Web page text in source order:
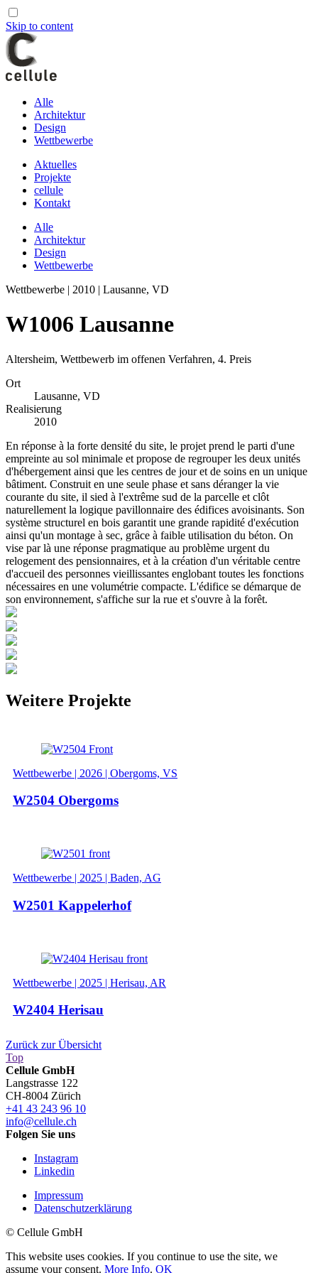
Skip to content
Alle
Architektur
Design
Wettbewerbe
Aktuelles
Projekte
cellule
Kontakt
Alle
Architektur
Design
Wettbewerbe
Wettbewerbe | 2010 | Lausanne, VD
W1006 Lausanne
Altersheim, Wettbewerb im offenen Verfahren, 4. Preis
Ort
Lausanne, VD
Realisierung
2010
En réponse à la forte densité du site, le projet prend le parti d'une
empreinte au sol minimale et propose de regrouper les deux unités
d'hébergement ainsi que les centres de jour et de soins en un unique
bâtiment. Construit en une seule phase et sans déranger la vie
courante du site, il sied à l'extrême sud de la parcelle et clôt
naturellement la logique pavillonnaire des édifices avoisinants. Son
système structurel en bois garantit une grande rapidité d'exécution
ainsi qu'un montage à sec, grâce à faible utilisation du béton. On
vise par là une réponse pragmatique au problème urgent du
relogement des pensionnaires, et à la création d'un véritable centre
d'accueil des personnes vieillissantes englobant toutes les fonctions
nécessaires en une volumétrie compacte. L'édifice se démarque de
son environnement, s'affiche sur la rue et s'ouvre à la forêt.
Weitere Projekte
Wettbewerbe | 2026 | Obergoms, VS
W2504 Obergoms
Wettbewerbe | 2025 | Baden, AG
W2501 Kappelerhof
Wettbewerbe | 2025 | Herisau, AR
W2404 Herisau
Zurück zur Übersicht
Top
Cellule GmbH
Langstrasse 122
CH-8004 Zürich
+41 43 243 96 10
info@cellule.ch
Folgen Sie uns
Instagram
Linkedin
Impressum
Datenschutz­­erklärung
© Cellule GmbH
This website uses cookies. If you continue to use the site, we
assume your consent. More Info. OK